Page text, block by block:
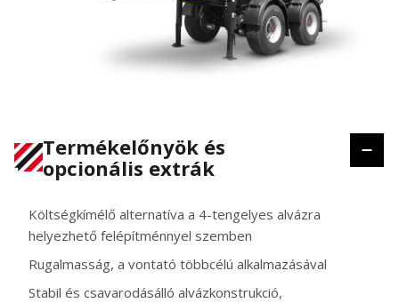
Termékelőnyök és
opcionális extrák
Költségkímélő alternatíva a 4-tengelyes alvázra
helyezhető felépítménnyel szemben
Rugalmasság, a vontató többcélú alkalmazásával
Stabil és csavarodásálló alvázkonstrukció,